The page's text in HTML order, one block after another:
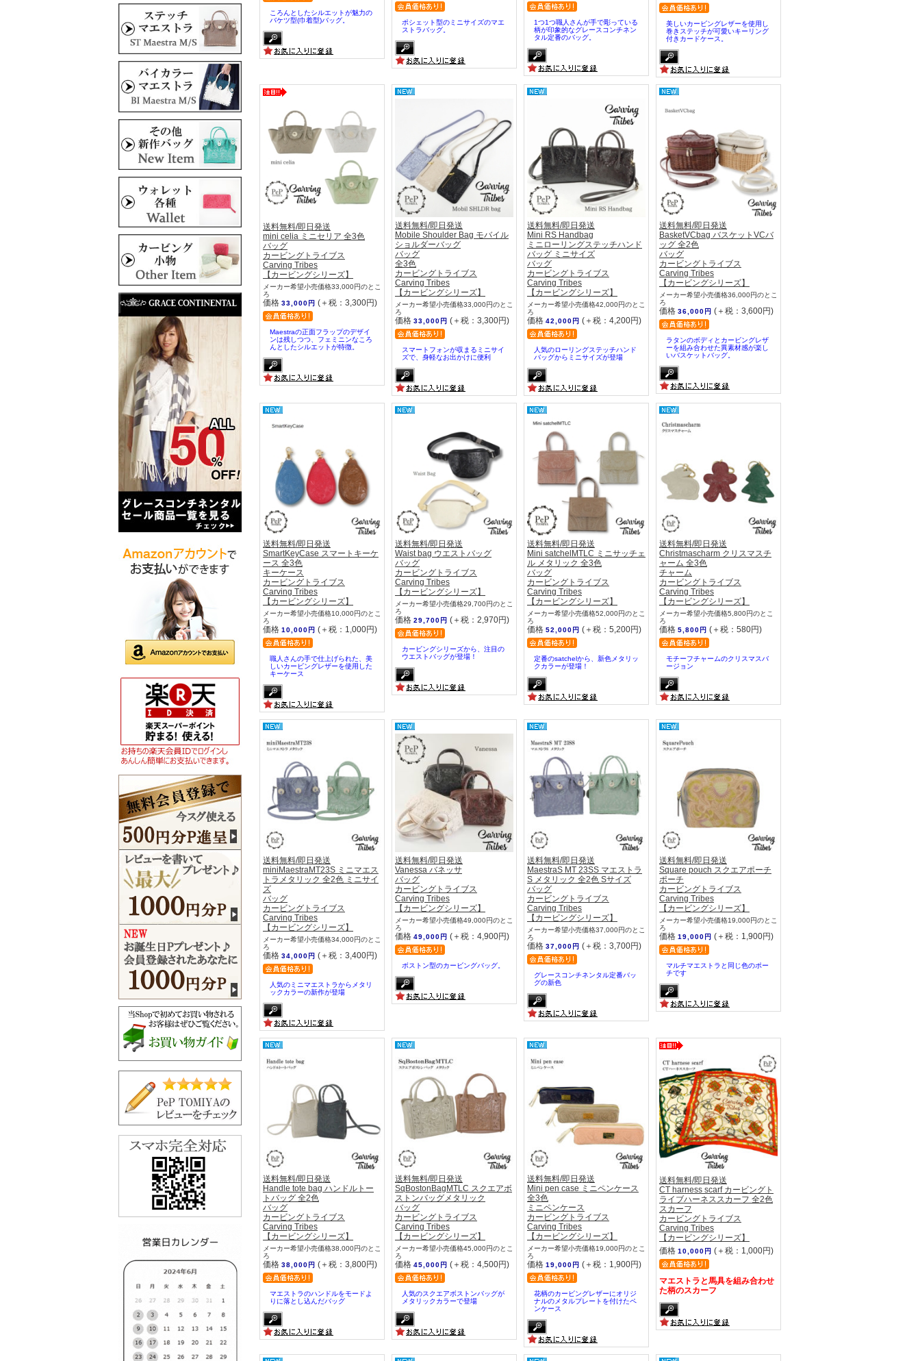
ころんとしたシルエットが魅力の
バケツ型(巾着型)バッグ。
ポシェット型のミニサイズのマエ
ストラバッグ。
1つ1つ職人さんが手で彫っている
柄が印象的なグレースコンチネン
タル定番のバッグ。
美しいカービングレザーを使用し
巻きステッチが可愛いキーリング
付きカードケース。
送料無料/即日発送
mini celia ミニセリア 全3色
バッグ
カービングトライブス
Carving Tribes
【カービングシリーズ】
メーカー希望小売価格33,000円のとこ
ろ
価格 33,000円 (＋税：3,300円)
Maestraの正面フラップのデザイ
ンは残しつつ、フェミニンなころ
んとしたシルエットが特徴。
送料無料/即日発送
Mobile Shoulder Bag モバイル
ショルダーバッグ
バッグ
全3色
カービングトライブス
Carving Tribes
【カービングシリーズ】
メーカー希望小売価格33,000円のとこ
ろ
価格 33,000円 (＋税：3,300円)
スマートフォンが収まるミニサイ
ズで、身軽なお出かけに便利
送料無料/即日発送
Mini RS Handbag
ミニローリングステッチハンド
バッグ ミニサイズ
バッグ
カービングトライブス
Carving Tribes
【カービングシリーズ】
メーカー希望小売価格42,000円のとこ
ろ
価格 42,000円 (＋税：4,200円)
人気のローリングステッチハンド
バッグからミニサイズが登場
送料無料/即日発送
BasketVCbag バスケットVCバ
ッグ 全2色
バッグ
カービングトライブス
Carving Tribes
【カービングシリーズ】
メーカー希望小売価格36,000円のとこ
ろ
価格 36,000円 (＋税：3,600円)
ラタンのボディとカービングレザ
ーを組み合わせた異素材感が楽し
いバスケットバッグ。
送料無料/即日発送
SmartKeyCase スマートキーケ
ース 全3色
キーケース
カービングトライブス
Carving Tribes
【カービングシリーズ】
メーカー希望小売価格10,000円のとこ
ろ
価格 10,000円 (＋税：1,000円)
職人さんの手で仕上げられた、美
しいカービングレザーを使用した
キーケース
送料無料/即日発送
Waist bag ウエストバッグ
バッグ
カービングトライブス
Carving Tribes
【カービングシリーズ】
メーカー希望小売価格29,700円のとこ
ろ
価格 29,700円 (＋税：2,970円)
カービングシリーズから、注目の
ウエストバッグが登場！
送料無料/即日発送
Mini satchelMTLC ミニサッチェ
ル メタリック 全3色
バッグ
カービングトライブス
Carving Tribes
【カービングシリーズ】
メーカー希望小売価格52,000円のとこ
ろ
価格 52,000円 (＋税：5,200円)
定番のsatchelから、新色メタリッ
クカラーが登場！
送料無料/即日発送
Christmascharm クリスマスチ
ャーム 全3色
チャーム
カービングトライブス
Carving Tribes
【カービングシリーズ】
メーカー希望小売価格5,800円のとこ
ろ
価格 5,800円 (＋税：580円)
モチーフチャームのクリスマスバ
ージョン
送料無料/即日発送
miniMaestraMT23S ミニマエス
トラメタリック 全2色 ミニサイ
ズ
バッグ
カービングトライブス
Carving Tribes
【カービングシリーズ】
メーカー希望小売価格34,000円のとこ
ろ
価格 34,000円 (＋税：3,400円)
人気のミニマエストラからメタリ
ックカラーの新作が登場
送料無料/即日発送
Vanessa バネッサ
バッグ
カービングトライブス
Carving Tribes
【カービングシリーズ】
メーカー希望小売価格49,000円のとこ
ろ
価格 49,000円 (＋税：4,900円)
ボストン型のカービングバッグ。
送料無料/即日発送
MaestraS MT 23SS マエストラ
S メタリック 全2色 Sサイズ
バッグ
カービングトライブス
Carving Tribes
【カービングシリーズ】
メーカー希望小売価格37,000円のとこ
ろ
価格 37,000円 (＋税：3,700円)
グレースコンチネンタル定番バッ
グの新色
送料無料/即日発送
Square pouch スクエアポーチ
ポーチ
カービングトライブス
Carving Tribes
【カービングシリーズ】
メーカー希望小売価格19,000円のとこ
ろ
価格 19,000円 (＋税：1,900円)
マルチマエストラと同じ色のポー
チです
送料無料/即日発送
Handle tote bag ハンドルトー
トバッグ 全2色
バッグ
カービングトライブス
Carving Tribes
【カービングシリーズ】
メーカー希望小売価格38,000円のとこ
ろ
価格 38,000円 (＋税：3,800円)
マエストラのハンドルをモードよ
りに落とし込んだバッグ
送料無料/即日発送
SqBostonBagMTLC スクエアボ
ストンバッグメタリック
バッグ
カービングトライブス
Carving Tribes
【カービングシリーズ】
メーカー希望小売価格45,000円のとこ
ろ
価格 45,000円 (＋税：4,500円)
人気のスクエアボストンバッグが
メタリックカラーで登場
送料無料/即日発送
Mini pen case ミニペンケース
全3色
ミニペンケース
カービングトライブス
Carving Tribes
【カービングシリーズ】
メーカー希望小売価格19,000円のとこ
ろ
価格 19,000円 (＋税：1,900円)
花柄のカービングレザーにオリジ
ナルのメタルプレートを付けたペ
ンケース
送料無料/即日発送
CT harness scarf カービングト
ライブハーネススカーフ 全2色
スカーフ
カービングトライブス
Carving Tribes
【カービングシリーズ】
価格 10,000円 (＋税：1,000円)
マエストラと馬具を組み合わせ
た柄のスカーフ